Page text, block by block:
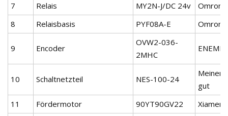
7 Relais MY2N-J/DC 24v
Omron
8
Relaisbasis PYF08A-E Omron
9 Encoder
OVW2-036-
2MHC
10 Schaltnetzteil NES-100-24
Meinen
gut
11
Fördermotor 90YT90GV22
Xiamen